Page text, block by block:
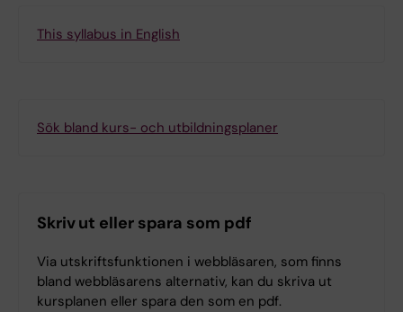
This syllabus in English
Sök bland kurs- och utbildningsplaner
Skriv ut eller spara som pdf
Via utskriftsfunktionen i webbläsaren, som finns
bland webbläsarens alternativ, kan du skriva ut
kursplanen eller spara den som en pdf.